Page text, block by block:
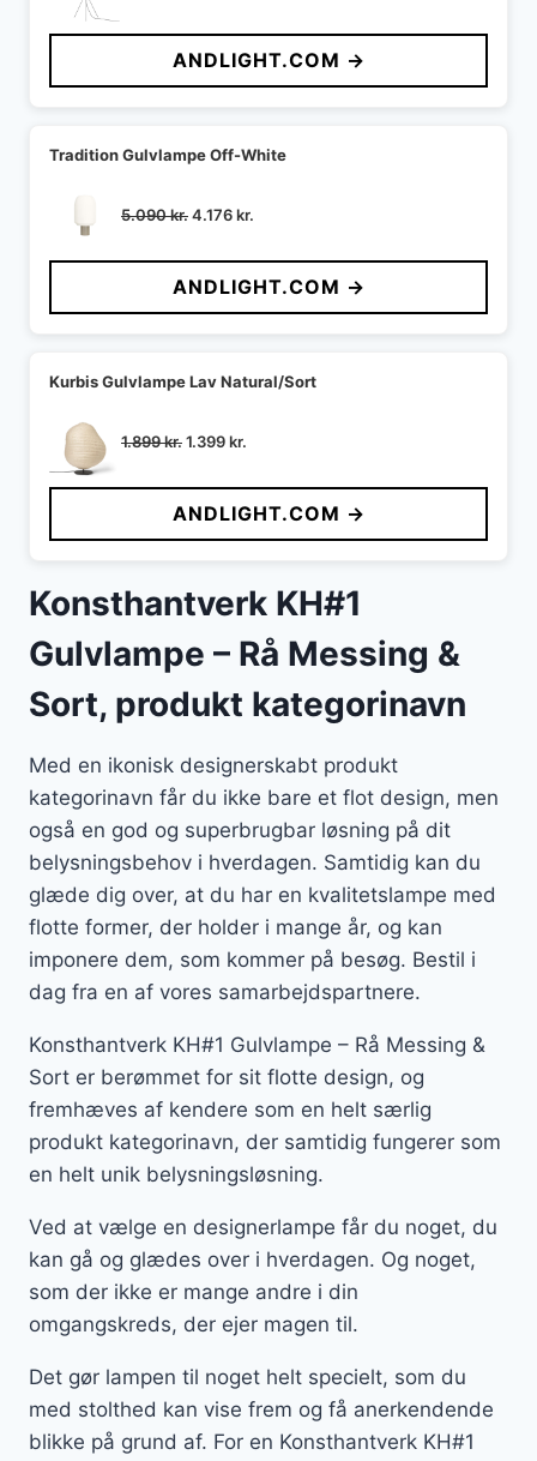
pris
var:
8.395 kr..
pris
er:
5.541 kr..
ANDLIGHT.COM →
Tradition Gulvlampe Off-White
5.090kr.Den
pris
var:
5.090 kr..
4.176kr.
pris
er:
4.176 kr..
ANDLIGHT.COM →
Kurbis Gulvlampe Lav Natural/Sort
1.899kr.Den
pris
var:
1.899 kr..
1.399kr.
pris
er:
1.399 kr..
ANDLIGHT.COM →
Konsthantverk KH#1
Gulvlampe – Rå Messing &
Sort, produkt kategorinavn
Med en ikonisk designerskabt produkt
kategorinavn får du ikke bare et flot design, men
også en god og superbrugbar løsning på dit
belysningsbehov i hverdagen. Samtidig kan du
glæde dig over, at du har en kvalitetslampe med
flotte former, der holder i mange år, og kan
imponere dem, som kommer på besøg. Bestil i
dag fra en af vores samarbejdspartnere.
Konsthantverk KH#1 Gulvlampe – Rå Messing &
Sort er berømmet for sit flotte design, og
fremhæves af kendere som en helt særlig
produkt kategorinavn, der samtidig fungerer som
en helt unik belysningsløsning.
Ved at vælge en designerlampe får du noget, du
kan gå og glædes over i hverdagen. Og noget,
som der ikke er mange andre i din
omgangskreds, der ejer magen til.
Det gør lampen til noget helt specielt, som du
med stolthed kan vise frem og få anerkendende
blikke på grund af. For en Konsthantverk KH#1